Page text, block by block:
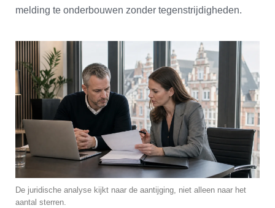
melding te onderbouwen zonder tegenstrijdigheden.
De juridische analyse kijkt naar de aantijging, niet alleen naar het
aantal sterren.